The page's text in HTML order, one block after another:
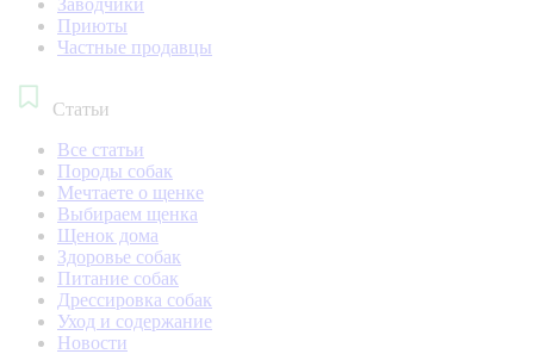
Заводчики
Приюты
Частные продавцы
Статьи
Все статьи
Породы собак
Мечтаете о щенке
Выбираем щенка
Щенок дома
Здоровье собак
Питание собак
Дрессировка собак
Уход и содержание
Новости